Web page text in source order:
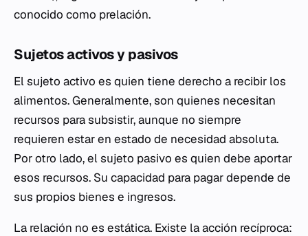
conocido como prelación.
Sujetos activos y pasivos
El sujeto activo es quien tiene derecho a recibir los
alimentos. Generalmente, son quienes necesitan
recursos para subsistir, aunque no siempre
requieren estar en estado de necesidad absoluta.
Por otro lado, el sujeto pasivo es quien debe aportar
esos recursos. Su capacidad para pagar depende de
sus propios bienes e ingresos.
La relación no es estática. Existe la acción recíproca: